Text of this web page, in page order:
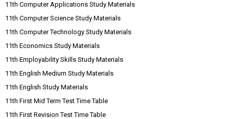
11th Computer Applications Study Materials
11th Computer Science Study Materials
11th Computer Technology Study Materials
11th Economics Study Materials
11th Employability Skills Study Materials
11th English Medium Study Materials
11th English Study Materials
11th First Mid Term Test Time Table
11th First Revision Test Time Table